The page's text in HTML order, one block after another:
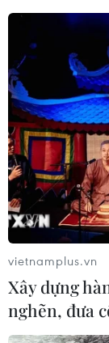
vietnamplus.vn
Xây dựng
nghẽn, đưa